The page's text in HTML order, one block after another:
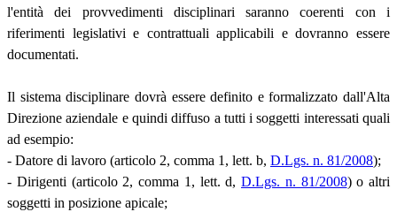
l'entità dei provvedimenti disciplinari saranno coerenti con i
riferimenti legislativi e contrattuali applicabili e dovranno essere
documentati.
Il sistema disciplinare dovrà essere definito e formalizzato dall'Alta
Direzione aziendale e quindi diffuso a tutti i soggetti interessati quali
ad esempio:
- Datore di lavoro (articolo 2, comma 1, lett. b, D.Lgs. n. 81/2008);
- Dirigenti (articolo 2, comma 1, lett. d, D.Lgs. n. 81/2008) o altri
soggetti in posizione apicale;